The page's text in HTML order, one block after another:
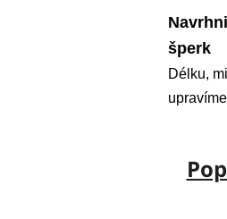
šperk
Délku,